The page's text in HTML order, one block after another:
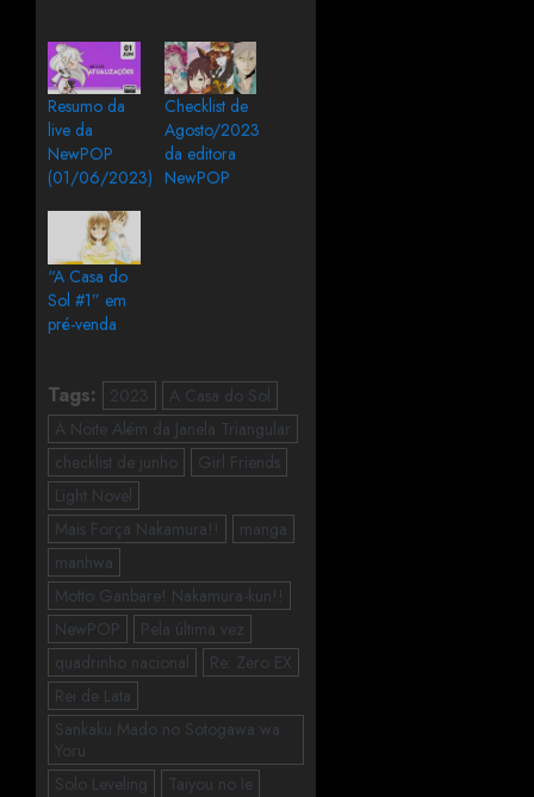
Resumo da
live da
NewPOP
(01/06/2023)
Checklist de
Agosto/2023
da editora
NewPOP
“A Casa do
Sol #1” em
pré-venda
Tags: 2023
A Casa do Sol
A Noite Além da Janela Triangular
checklist de junho
Girl Friends
Light Novel
Mais Força Nakamura!!
manga
manhwa
Motto Ganbare! Nakamura-kun!!
NewPOP
Pela última vez
quadrinho nacional
Re: Zero EX
Rei de Lata
Sankaku Mado no Sotogawa wa
Yoru
Solo Leveling
Taiyou no Ie